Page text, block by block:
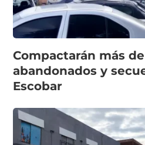
Compactarán más
abandonados y
Escobar